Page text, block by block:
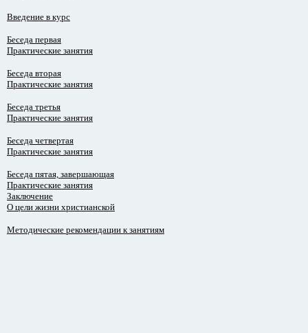
Введение в курс
Беседа первая
Практические занятия
Беседа вторая
Практические занятия
Беседа третья
Практические занятия
Беседа четвертая
Практические занятия
Беседа пятая, завершающая
Практические занятия
Заключение
О цели жизни христианской
Методические рекомендации к занятиям